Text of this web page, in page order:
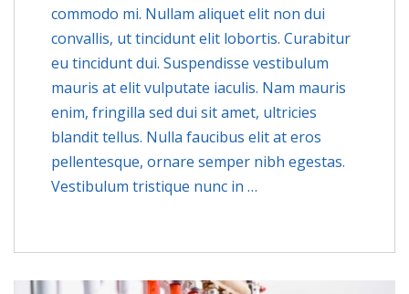
commodo mi. Nullam aliquet elit non dui
convallis, ut tincidunt elit lobortis. Curabitur
eu tincidunt dui. Suspendisse vestibulum
mauris at elit vulputate iaculis. Nam mauris
enim, fringilla sed dui sit amet, ultricies
blandit tellus. Nulla faucibus elit at eros
pellentesque, ornare semper nibh egestas.
Vestibulum tristique nunc in …